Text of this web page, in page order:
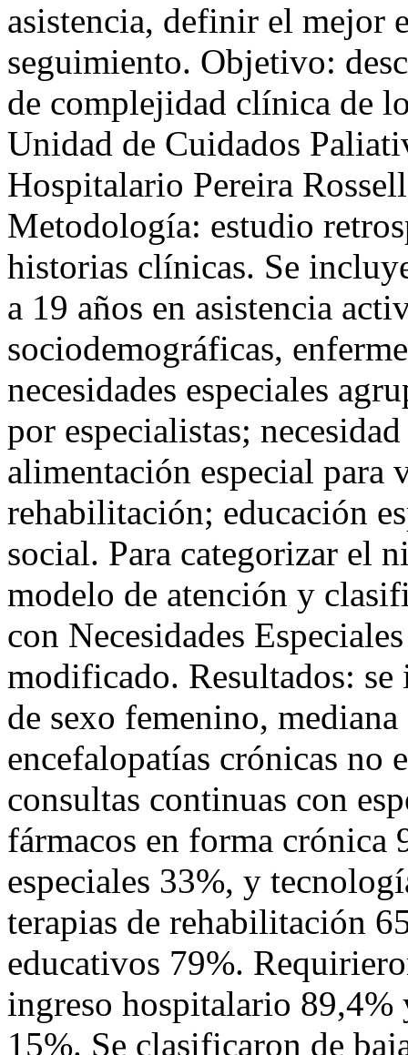
asistencia, definir el mejor
seguimiento. Objetivo:
de complejidad clínica de
Unidad de Cuidados
Hospitalario Pereira
Metodología: estudio
historias clínicas. Se
a 19 años en asistencia
sociodemográficas,
necesidades especiales
por especialistas;
alimentación especial
rehabilitación; educación
social. Para categorizar el
modelo de atención y
con Necesidades
modificado. Resultados:
de sexo femenino,
encefalopatías crónicas no
consultas continuas con
fármacos en forma
especiales 33%, y
terapias de rehabilitación
educativos 79%.
ingreso hospitalario 89,4%
15%. Se clasificaron de